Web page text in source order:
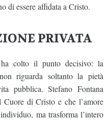
di essere affidata a Cristo.
PRIVATA
ha colto il punto decisivo: la
riguarda soltanto la pietà
pubblica. Stefano Fontana
di Cristo e che l’amore
ma trasforma l’intero